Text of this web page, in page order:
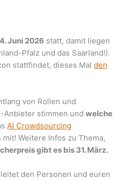
Juni 2026 statt, damit liegen
Pfalz und das Saarland!).
stattfindet, dieses Mal den
von Rollen und
Anbieter stimmen und welche
AI Crowdsourcing
Weitere Infos zu Thema,
gibt es bis 31. März.
den Personen und euren